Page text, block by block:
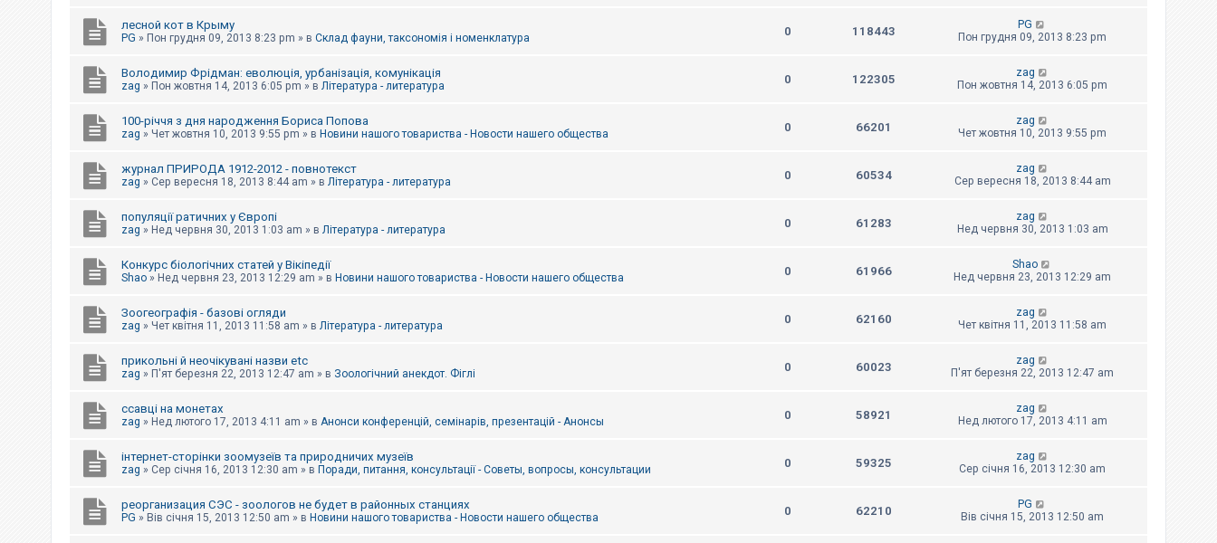
лесной кот в Крыму
PG » Пон грудня 09, 2013 8:23 pm » в Склад фауни, таксономія і номенклатура 0 118443
PG
Пон грудня 09, 2013 8:23 pm
Володимир Фрідман: еволюція, урбанізація, комунікація
zag » Пон жовтня 14, 2013 6:05 pm » в Література - литература 0 122305
zag
Пон жовтня 14, 2013 6:05 pm
100-річчя з дня народження Бориса Попова
zag » Чет жовтня 10, 2013 9:55 pm » в Новини нашого товариства - Новости нашего общества 0 66201
zag
Чет жовтня 10, 2013 9:55 pm
журнал ПРИРОДА 1912-2012 - повнотекст
zag » Сер вересня 18, 2013 8:44 am » в Література - литература 0 60534
zag
Сер вересня 18, 2013 8:44 am
популяції ратичних у Європі
zag » Нед червня 30, 2013 1:03 am » в Література - литература 0 61283
zag
Нед червня 30, 2013 1:03 am
Конкурс біологічних статей у Вікіпедії
Shao » Нед червня 23, 2013 12:29 am » в Новини нашого товариства - Новости нашего общества 0 61966
Shao
Нед червня 23, 2013 12:29 am
Зоогеографія - базові огляди
zag » Чет квітня 11, 2013 11:58 am » в Література - литература 0 62160
zag
Чет квітня 11, 2013 11:58 am
прикольні й неочікувані назви etc
zag » П'ят березня 22, 2013 12:47 am » в Зоологічний анекдот. Фіглі 0 60023
zag
П'ят березня 22, 2013 12:47 am
ссавці на монетах
zag » Нед лютого 17, 2013 4:11 am » в Анонси конференцій, семінарів, презентацій - Анонсы 0 58921
zag
Нед лютого 17, 2013 4:11 am
інтернет-сторінки зоомузеїв та природничих музеїв
zag » Сер січня 16, 2013 12:30 am » в Поради, питання, консультації - Советы, вопросы, консультации 0 59325
zag
Сер січня 16, 2013 12:30 am
реорганизация СЭС - зоологов не будет в районных станциях
PG » Вів січня 15, 2013 12:50 am » в Новини нашого товариства - Новости нашего общества 0 62210
PG
Вів січня 15, 2013 12:50 am